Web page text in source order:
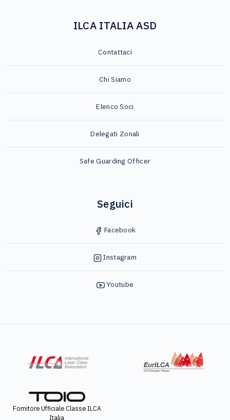
ILCA ITALIA ASD
Contattaci
Chi Siamo
Elenco Soci
Delegati Zonali
Safe Guarding Officer
Seguici
Facebook
Instagram
Youtube
Fornitore Ufficiale Classe ILCA
Italia